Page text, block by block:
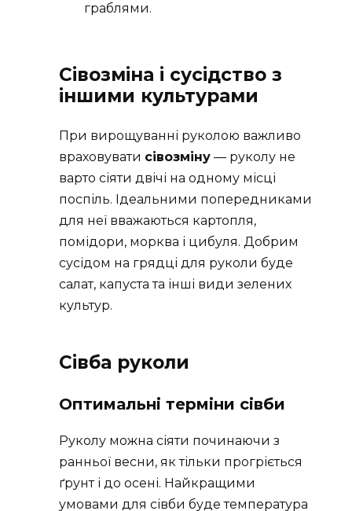
граблями.
Сівозміна і сусідство з
іншими культурами
При вирощуванні руколою важливо
враховувати сівозміну — руколу не
варто сіяти двічі на одному місці
поспіль. Ідеальними попередниками
для неї вважаються картопля,
помідори, морква і цибуля. Добрим
сусідом на грядці для руколи буде
салат, капуста та інші види зелених
культур.
Сівба руколи
Оптимальні терміни сівби
Руколу можна сіяти починаючи з
ранньої весни, як тільки прогріється
ґрунт і до осені. Найкращими
умовами для сівби буде температура